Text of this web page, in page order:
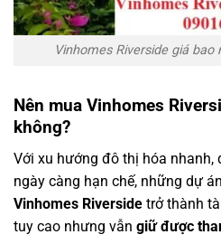
Vinhomes Riverside giá
Nên mua Vinhomes
không?
Với xu hướng đô thị hóa nhanh,
ngày càng hạn chế, những dự
Vinhomes Riverside trở thành
tuy cao nhưng vẫn giữ được